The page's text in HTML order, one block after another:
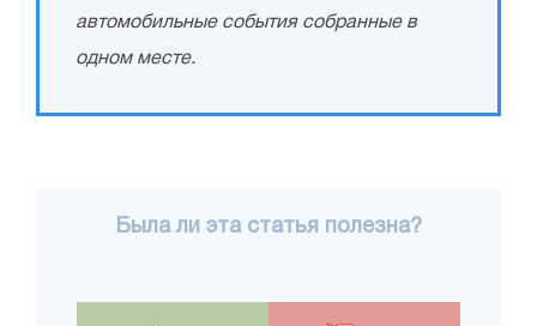
автомобильные события собранные в
одном месте.
Была ли эта статья полезна?